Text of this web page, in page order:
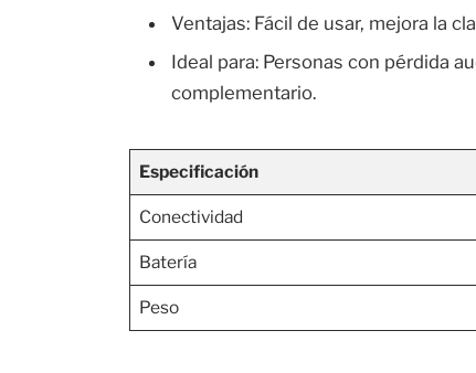
Ventajas: Fácil de usar, mejora la
Ideal para: Personas con pérdida
complementario.
Especificación
Conectividad
Batería
Peso